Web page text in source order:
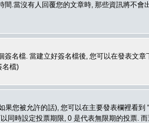
.當沒有人回覆您的文章時, 那些資訊將不
名檔. 當建立好簽名檔後, 您可以在發表文章
名檔)
您被允許的話), 您可以在主要發表欄裡看
同時設定投票期限, 0 是代表無限期的投票.